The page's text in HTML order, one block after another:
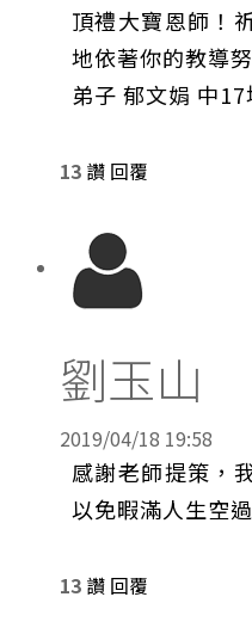
頂禮大寶恩師！
地依著你的教導
弟子 郁文娟 中
13 讚 回覆
劉玉山
2019/04/18 19:58
感謝老師提策，
以免暇滿人生空過
13 讚 回覆